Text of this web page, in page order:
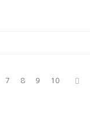
7 8 9 10